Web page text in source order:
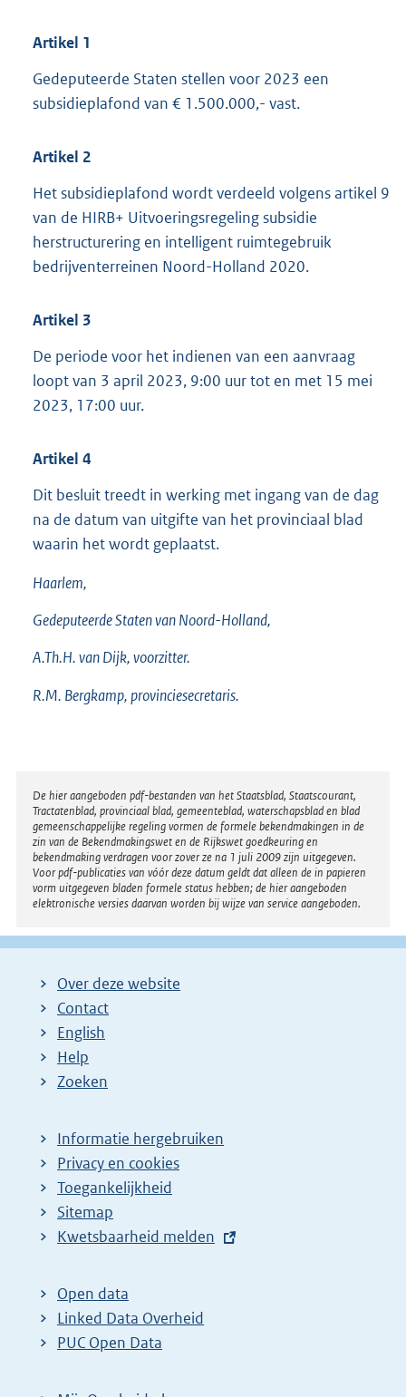
Artikel 1
Gedeputeerde Staten stellen voor 2023 een
subsidieplafond van € 1.500.000,- vast.
Artikel 2
Het subsidieplafond wordt verdeeld volgens artikel 9
van de HIRB+ Uitvoeringsregeling subsidie
herstructurering en intelligent ruimtegebruik
bedrijventerreinen Noord-Holland 2020.
Artikel 3
De periode voor het indienen van een aanvraag
loopt van 3 april 2023, 9:00 uur tot en met 15 mei
2023, 17:00 uur.
Artikel 4
Dit besluit treedt in werking met ingang van de dag
na de datum van uitgifte van het provinciaal blad
waarin het wordt geplaatst.
Haarlem,
Gedeputeerde Staten van Noord-Holland,
A.Th.H. van Dijk, voorzitter.
R.M. Bergkamp, provinciesecretaris.
Disclaimer
De hier aangeboden pdf-bestanden van het Staatsblad, Staatscourant,
Tractatenblad, provinciaal blad, gemeenteblad, waterschapsblad en blad
gemeenschappelijke regeling vormen de formele bekendmakingen in de
zin van de Bekendmakingswet en de Rijkswet goedkeuring en
bekendmaking verdragen voor zover ze na 1 juli 2009 zijn uitgegeven.
Voor pdf-publicaties van vóór deze datum geldt dat alleen de in papieren
vorm uitgegeven bladen formele status hebben; de hier aangeboden
elektronische versies daarvan worden bij wijze van service aangeboden.
Over deze website
Contact
English
Help
Zoeken
Informatie hergebruiken
Privacy en cookies
Toegankelijkheid
Sitemap
E
t
e
r
Kwetsbaarheid melden
Open data
Linked Data Overheid
PUC Open Data